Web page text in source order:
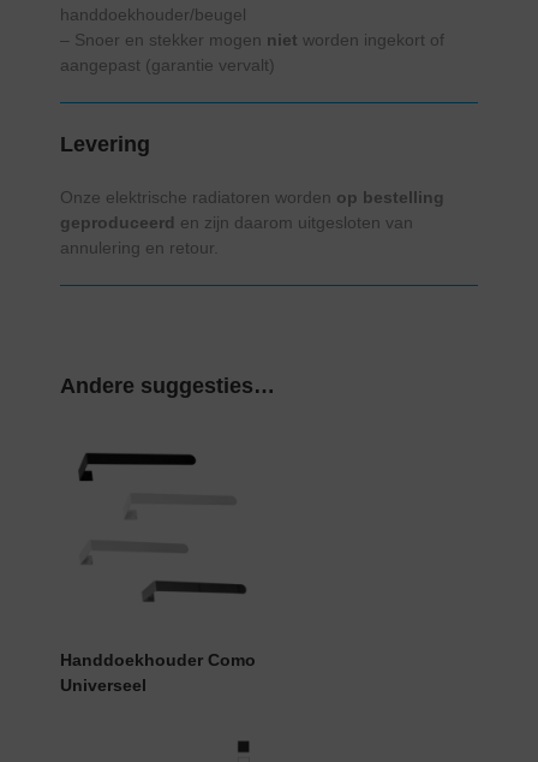
handdoekhouder/beugel
– Snoer en stekker mogen niet worden ingekort of
aangepast (garantie vervalt)
Levering
Onze elektrische radiatoren worden op bestelling
geproduceerd en zijn daarom uitgesloten van
annulering en retour.
Andere suggesties…
Handdoekhouder Como
Universeel